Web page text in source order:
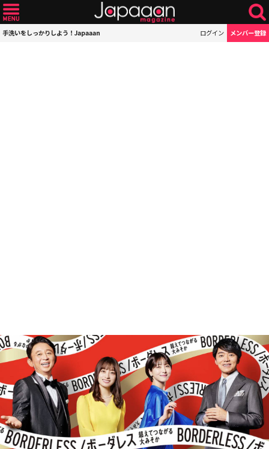
手洗いをしっかりしよう！Japaaan ログイン メンバー登録